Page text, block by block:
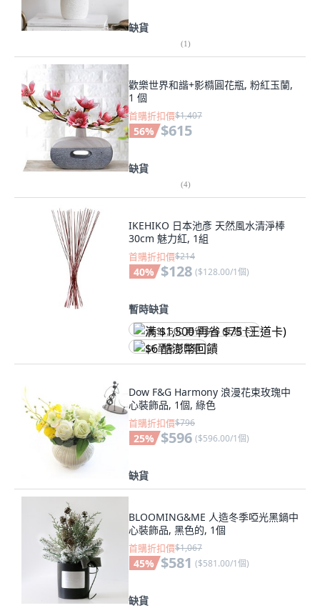
缺貨
(1)
歡樂世界和諧+影橢圓花瓶, 粉紅玉蘭,
1 個
首購折扣價$1,407
56% $615
缺貨
(4)
IKEHIKO 日本池彥 天然風水清淨棒
30cm 魅力紅, 1組
首購折扣價$214
40% $128 ($128.00/1個)
暫時缺貨
满 $1,500 再省 $75 (王道卡)
$6 酷澎幣回饋
Dow F&G Harmony 浪漫花束玫瑰中
心裝飾品, 1個, 綠色
首購折扣價$796
25% $596 ($596.00/1個)
缺貨
BLOOMING&ME 人造冬季啞光黑鍋中
心裝飾品, 黑色的, 1個
首購折扣價$1,067
45% $581 ($581.00/1個)
缺貨